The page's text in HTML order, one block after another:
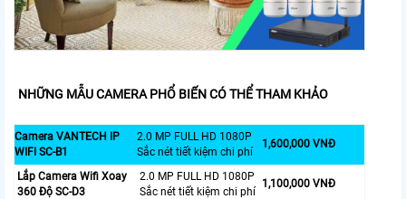
NHỮNG MẪU CAMERA PHỔ BIẾN CÓ THỂ THAM KHẢO
Camera VANTECH IP
WIFI SC-B1
2.0 MP FULL HD 1080P
Sắc nét tiết kiệm chi phí
1,600,000 VNĐ
Lắp Camera Wifi Xoay
360 Độ SC-D3
2.0 MP FULL HD 1080P
Sắc nét tiết kiệm chi phí
1,100,000 VNĐ